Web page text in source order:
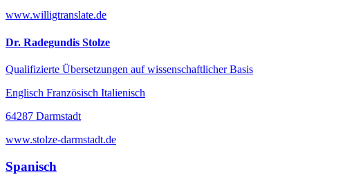
www.willigtranslate.de
Dr. Radegundis Stolze
Qualifizierte Übersetzungen auf wissenschaftlicher Basis
Englisch Französisch Italienisch
64287 Darmstadt
www.stolze-darmstadt.de
Spanisch